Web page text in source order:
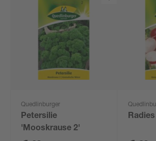
Quedlinburger
Petersilie
'Mooskrause 2'